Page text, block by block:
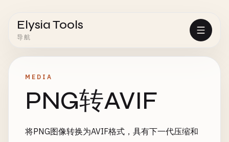
Elysia Tools
导航
MEDIA
PNG转AVIF
将PNG图像转换为AVIF格式，具有下一代压缩和